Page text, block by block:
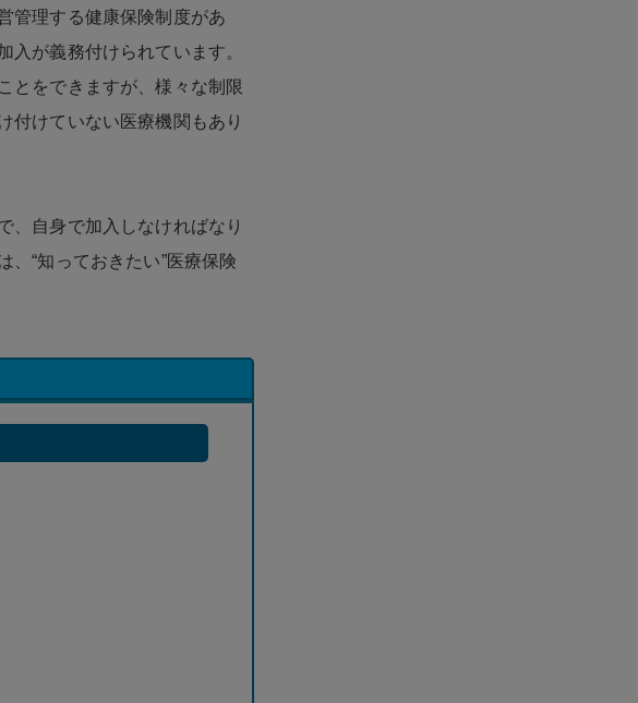
管理する健康保険制度があ
入が義務付けられています。
とをできますが、様々な制限
付けていない医療機関もあり
、自身で加入しなければなり
、“知っておきたい”医療保険